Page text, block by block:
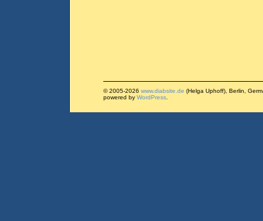
© 2005-2026 www.diabsite.de (Helga Uphoff), Berlin,
powered by WordPress.